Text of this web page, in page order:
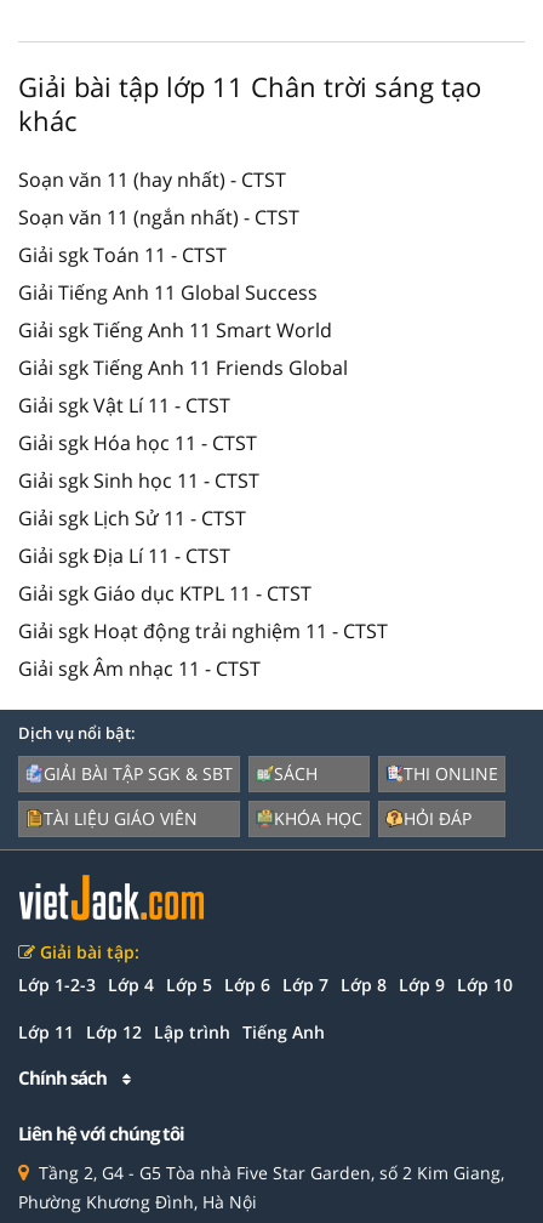
Giải bài tập lớp 11 Chân trời sáng tạo
khác
Soạn văn 11 (hay nhất) - CTST
Soạn văn 11 (ngắn nhất) - CTST
Giải sgk Toán 11 - CTST
Giải Tiếng Anh 11 Global Success
Giải sgk Tiếng Anh 11 Smart World
Giải sgk Tiếng Anh 11 Friends Global
Giải sgk Vật Lí 11 - CTST
Giải sgk Hóa học 11 - CTST
Giải sgk Sinh học 11 - CTST
Giải sgk Lịch Sử 11 - CTST
Giải sgk Địa Lí 11 - CTST
Giải sgk Giáo dục KTPL 11 - CTST
Giải sgk Hoạt động trải nghiệm 11 - CTST
Giải sgk Âm nhạc 11 - CTST
Dịch vụ nổi bật:
GIẢI BÀI TẬP SGK & SBT
TÀI LIỆU GIÁO VIÊN
SÁCH
KHÓA HỌC
THI ONLINE
HỎI ĐÁP
Giải bài tập:
Lớp 1-2-3 Lớp 4 Lớp 5 Lớp 6 Lớp 7 Lớp 8 Lớp 9 Lớp 10
Lớp 11 Lớp 12 Lập trình Tiếng Anh
Chính sách
Liên hệ với chúng tôi
Tầng 2, G4 - G5 Tòa nhà Five Star Garden, số 2 Kim Giang,
Phường Khương Đình, Hà Nội